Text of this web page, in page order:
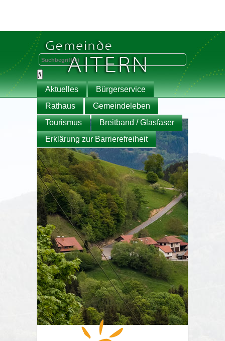
Aktuelles
Bürgerservice
Rathaus
Gemeindeleben
Tourismus
Breitband / Glasfaser
Erklärung zur Barrierefreiheit